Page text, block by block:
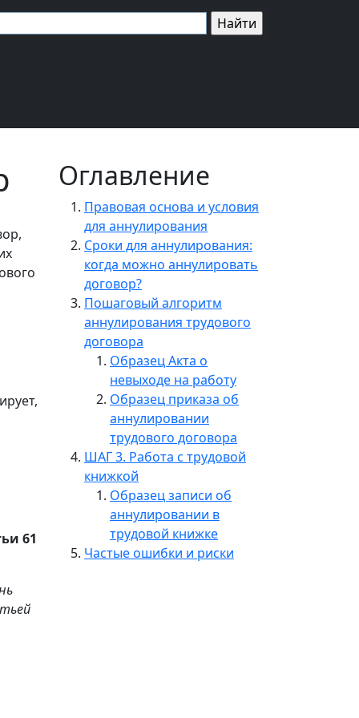
61
Оглавление
Правовая основа и условия
для аннулирования
Сроки для аннулирования:
когда можно аннулировать
договор?
Пошаговый алгоритм
аннулирования трудового
договора
Образец Акта о
невыходе на работу
Образец приказа об
аннулировании
трудового договора
ШАГ 3. Работа с трудовой
книжкой
Образец записи об
аннулировании в
трудовой книжке
Частые ошибки и риски